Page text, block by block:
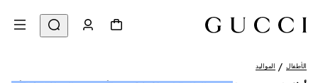
الأطفال المواليد